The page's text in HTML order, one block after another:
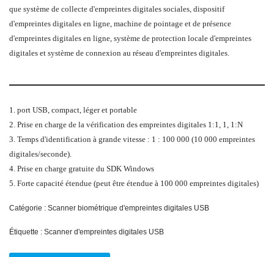
que système de collecte d'empreintes digitales sociales, dispositif
d'empreintes digitales en ligne, machine de pointage et de présence
d'empreintes digitales en ligne, système de protection locale d'empreintes
digitales et système de connexion au réseau d'empreintes digitales.
1. port USB, compact, léger et portable
2. Prise en charge de la vérification des empreintes digitales 1:1, 1, 1:N
3. Temps d'identification à grande vitesse : 1 : 100 000 (10 000 empreintes
digitales/seconde).
4. Prise en charge gratuite du SDK Windows
5. Forte capacité étendue (peut être étendue à 100 000 empreintes digitales)
Catégorie : Scanner biométrique d'empreintes digitales USB
Étiquette : Scanner d'empreintes digitales USB